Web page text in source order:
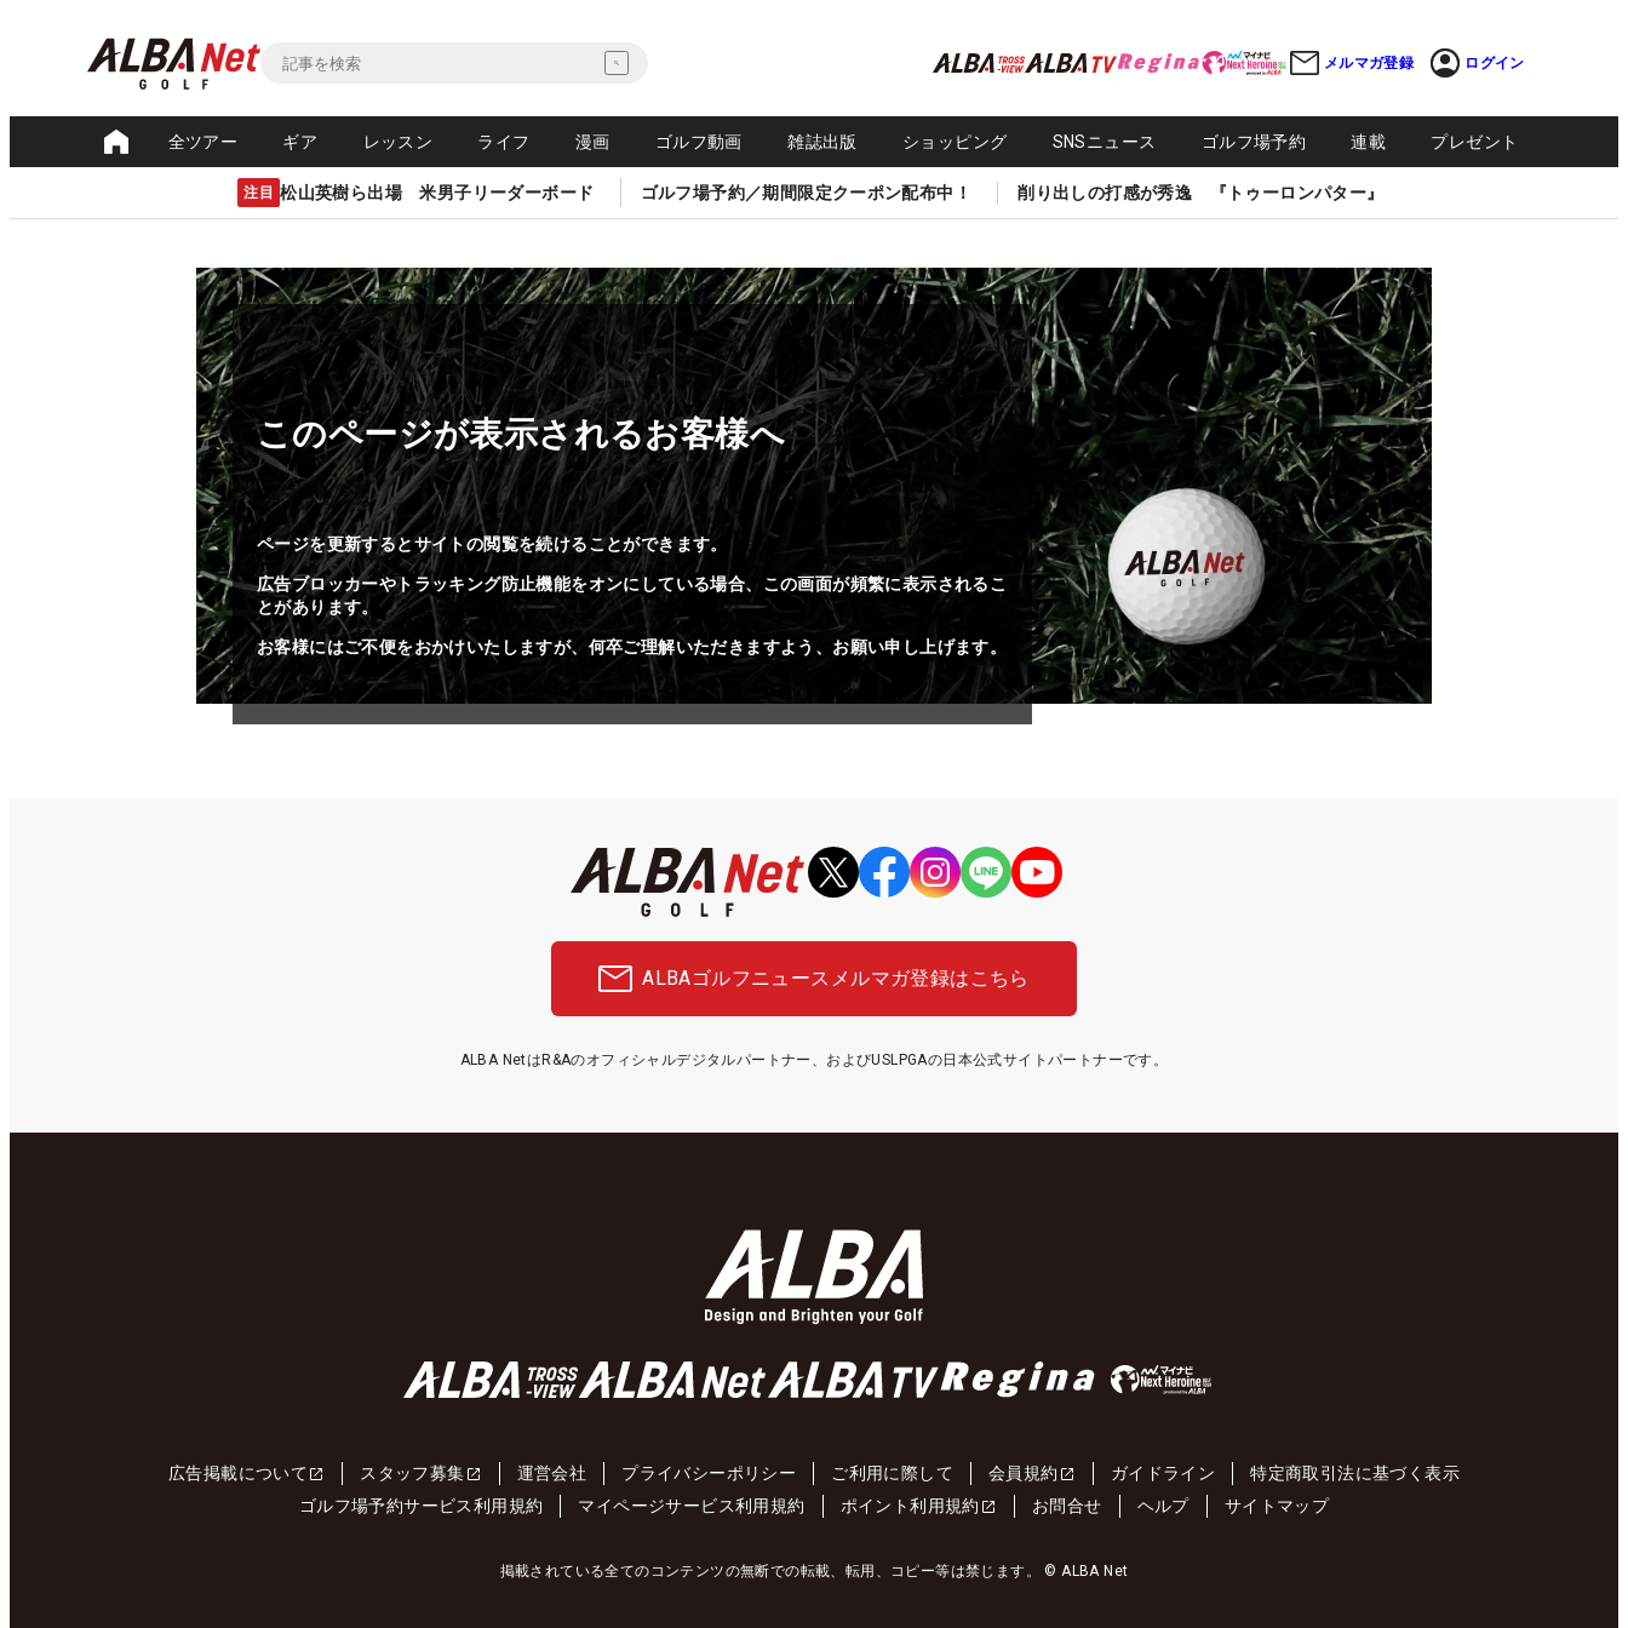
メルマガ登録 ログイン
全ツアー ギア レッスン ライフ 漫画 ゴルフ動画 雑誌出版 ショッピング SNSニュース ゴルフ場予約 連載 プレゼント
注目 松山英樹ら出場 米男子リーダーボード ゴルフ場予約／期間限定クーポン配布中！ 削り出しの打感が秀逸 『トゥーロンパター』
このページが表示されるお客様へ
ページを更新するとサイトの閲覧を続けることができます。
広告ブロッカーやトラッキング防止機能をオンにしている場合、この画面が頻繁に表示されるこ
とがあります。
お客様にはご不便をおかけいたしますが、何卒ご理解いただきますよう、お願い申し上げます。
ALBAゴルフニュース メルマガ登録はこちら
ALBA NetはR&Aのオフィシャルデジタルパートナー、およびUSLPGAの日本公式サイトパートナーです。
広告掲載について スタッフ募集 運営会社 プライバシーポリシー ご利用に際して 会員規約 ガイドライン
特定商取引法に基づく表示
ゴルフ場予約サービス利用規約
マイページサービス利用規約 ポイント利用規約 お問合せ ヘルプ サイトマップ
掲載されている全てのコンテンツの無断での転載、転用、コピー等は禁じます。 © ALBA Net